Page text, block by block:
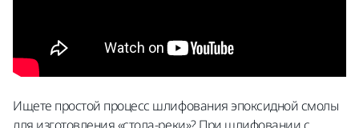
Ищете простой процесс шлифования эпоксидной смолы